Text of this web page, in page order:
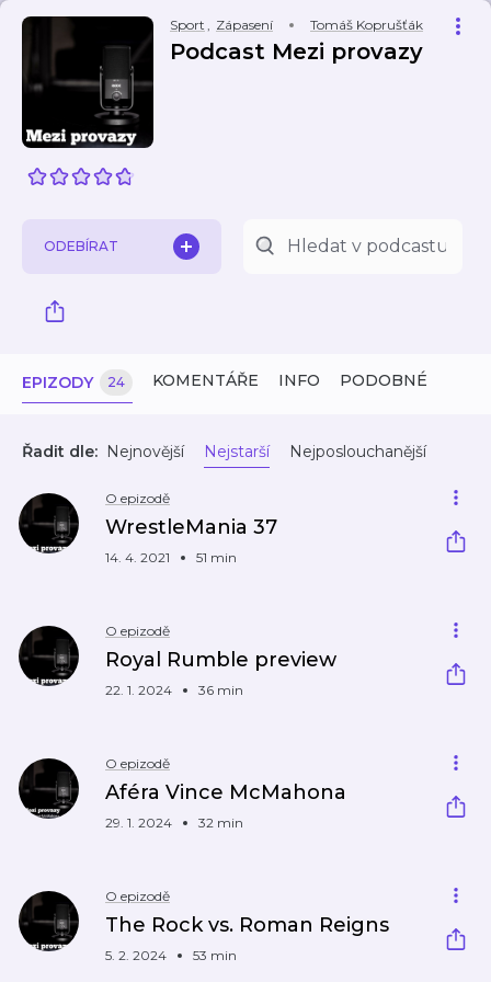
Sport , Zápasení Tomáš Koprušťák
Podcast Mezi provazy
ODEBÍRAT
EPIZODY 24 KOMENTÁŘE INFO PODOBNÉ
Řadit dle: Nejnovější Nejstarší Nejposlouchanější
O epizodě
WrestleMania 37
14. 4. 2021 51 min
O epizodě
Royal Rumble preview
22. 1. 2024 36 min
O epizodě
Aféra Vince McMahona
29. 1. 2024 32 min
O epizodě
The Rock vs. Roman Reigns
5. 2. 2024 53 min